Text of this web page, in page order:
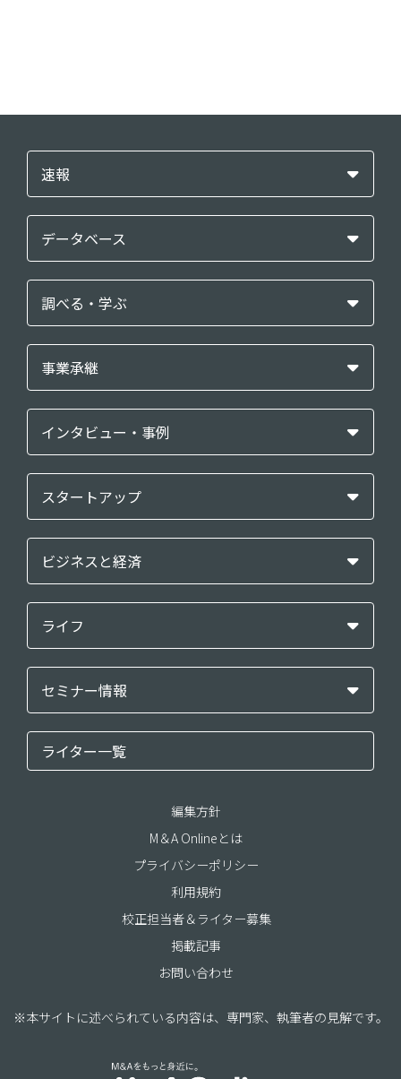
速報
データベース
調べる・学ぶ
事業承継
インタビュー・事例
スタートアップ
ビジネスと経済
ライフ
セミナー情報
ライター一覧
編集方針
M＆A Onlineとは
プライバシーポリシー
利用規約
校正担当者＆ライター募集
掲載記事
お問い合わせ
※本サイトに述べられている内容は、専門家、執筆者の見解です。